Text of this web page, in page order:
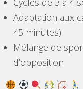
Cycles de 3 à 4
Adaptation aux
45 minutes)
Mélange de
d’opposition